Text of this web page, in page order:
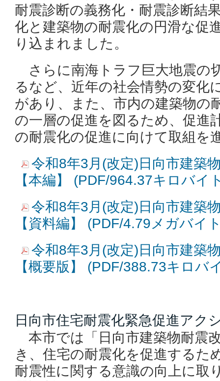
耐震診断の義務化・耐震診断結
化と建築物の耐震化の円滑な促
り込まれました。
さらに南海トラフ巨大地震の
るなど、近年の社会情勢の変化
があり、また、市内の建築物の
の一層の促進を図るため、促進
の耐震化の促進に向けて取組を
令和8年3月(改定)日向市建築
【本編】 (PDF/964.37キロバイ
令和8年3月(改定)日向市建築
【資料編】 (PDF/4.79メガバイ
令和8年3月(改定)日向市建築
【概要版】 (PDF/388.73キロバ
日向市住宅耐震化緊急促進アク
本市では「日向市建築物耐震
き、住宅の耐震化を促進するた
耐震性に関する意識の向上に取